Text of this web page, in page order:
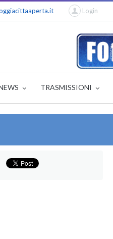
Login
TRASMISSIONI